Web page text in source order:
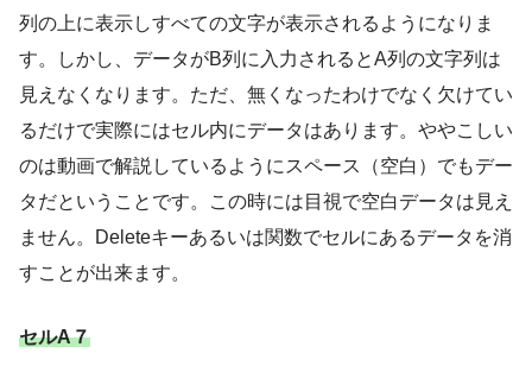
列の上に表示しすべての文字が表示されるようになりま
す。しかし、データがB列に入力されるとA列の文字列は
見えなくなります。ただ、無くなったわけでなく欠けてい
るだけで実際にはセル内にデータはあります。ややこしい
のは動画で解説しているようにスペース（空白）でもデー
タだということです。この時には目視で空白データは見え
ません。Deleteキーあるいは関数でセルにあるデータを消
すことが出来ます。
セルA７